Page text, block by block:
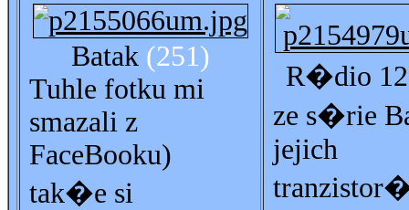
Batak(251)
Tuhle fotku mi
smazali z
FaceBooku)
tak�e si
R�dio 12
ze s�rie
jejich